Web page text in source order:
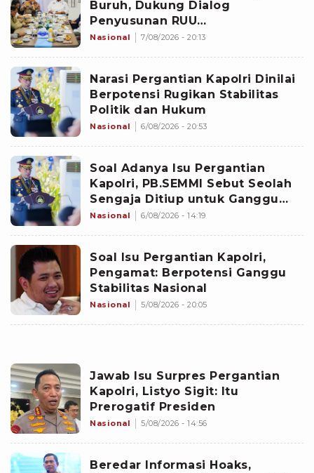
Buruh, Dukung Dialog
Penyusunan RUU
Ketenagakerjaan dengan DPR
Nasional 7/08/2026 - 20:13
Narasi Pergantian Kapolri Dinilai
Berpotensi Rugikan Stabilitas
Politik dan Hukum
Nasional 6/08/2026 - 20:53
Soal Adanya Isu Pergantian
Kapolri, PB.SEMMI Sebut Seolah
Sengaja Ditiup untuk Ganggu
Stabilitas Nasional
Nasional 6/08/2026 - 14:19
Soal Isu Pergantian Kapolri,
Pengamat: Berpotensi Ganggu
Stabilitas Nasional
Nasional 5/08/2026 - 20:05
Jawab Isu Surpres Pergantian
Kapolri, Listyo Sigit: Itu
Prerogatif Presiden
Nasional 5/08/2026 - 14:56
Beredar Informasi Hoaks,